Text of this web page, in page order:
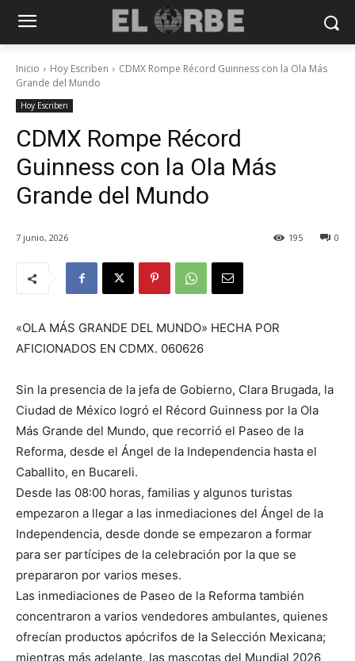
Inicio Hoy Escriben
CDMX Rompe Récord Guinness con la Ola Más
Grande del Mundo
Hoy Escriben
CDMX Rompe Récord
Guinness con la Ola Más
Grande del Mundo
7 junio, 2026 0
195
«OLA MÁS GRANDE DEL MUNDO» HECHA POR
AFICIONADOS EN CDMX. 060626
Sin la presencia de la jefa de Gobierno, Clara Brugada, la
Ciudad de México logró el Récord Guinness por la Ola
Más Grande del Mundo, que recorrió el Paseo de la
Reforma, desde el Ángel de la Independencia hasta el
Caballito, en Bucareli.
Desde las 08:00 horas, familias y algunos turistas
empezaron a llegar a las inmediaciones del Ángel de la
Independencia, desde donde se empezaron a formar
para ser partícipes de la celebración por la que se
prepararon por varios meses.
Las inmediaciones de Paseo de la Reforma también
concentraron a varios vendedores ambulantes, quienes
ofrecían productos apócrifos de la Selección Mexicana;
mientras más adelante, las mascotas del Mundial 2026